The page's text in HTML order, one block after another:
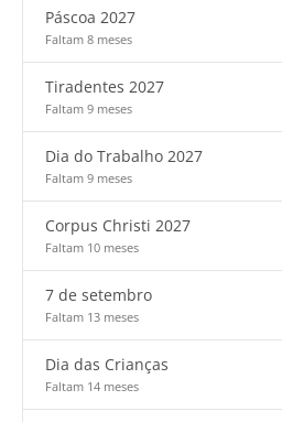
Páscoa 2027
Faltam 8 meses
Tiradentes 2027
Faltam 9 meses
Dia do Trabalho 2027
Faltam 9 meses
Corpus Christi 2027
Faltam 10 meses
7 de setembro
Faltam 13 meses
Dia das Crianças
Faltam 14 meses